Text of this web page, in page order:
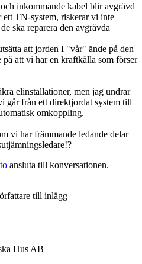
inkommande kabel blir avgrävd
ett TN-system, riskerar vi inte
ska reparera den avgrävda
att jorden I "vår" ände på den
att vi har en kraftkälla som förser
elinstallationer, men jag undrar
går från ett direktjordat system till
omkoppling.
vi har främmande ledande delar
ansluta till konversationen.
till inlägg
Hus AB